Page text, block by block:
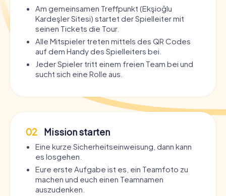
Am gemeinsamen Treffpunkt (Ekşioğlu
Kardeşler Sitesi) startet der Spielleiter mit
seinen Tickets die Tour.
Alle Mitspieler treten mittels des QR Codes
auf dem Handy des Spielleiters bei.
Jeder Spieler tritt einem freien Team bei und
sucht sich eine Rolle aus.
02 Mission starten
Eine kurze Sicherheitseinweisung, dann kann
es losgehen.
Eure erste Aufgabe ist es, ein Teamfoto zu
machen und euch einen Teamnamen
auszudenken.